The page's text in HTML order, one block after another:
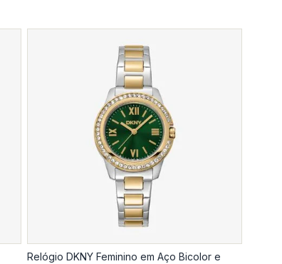
Relógio DKNY Feminino em Aço Bicolor e